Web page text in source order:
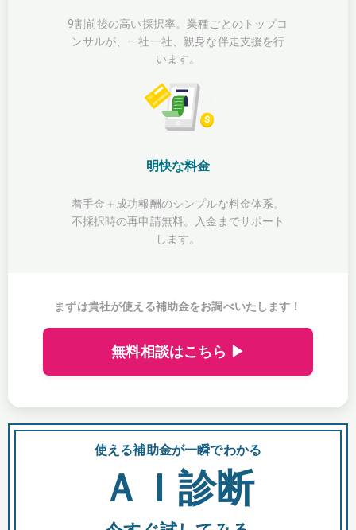
9割前後の高い採択率。業種ごとのトップコ
ンサルが、一社一社、親身な伴走支援を行
います。
明快な料金
着手金＋成功報酬のシンプルな料金体系。
不採択時の再申請無料。入金までサポート
します。
まずは貴社が使える補助金をお調べいたします！
無料相談はこちら ▶
使える補助金が一瞬でわかる
ＡＩ診断